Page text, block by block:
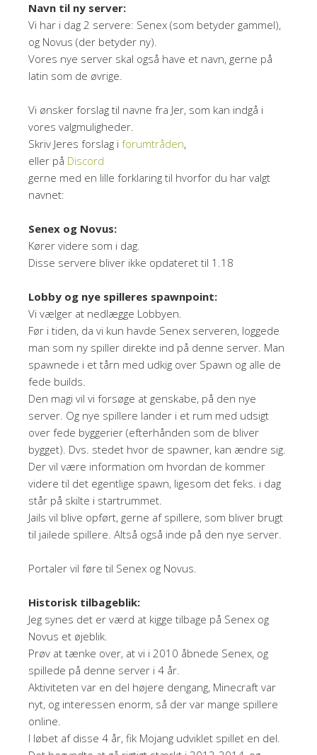
Navn til ny server:
Vi har i dag 2 servere: Senex (som betyder gammel),
og Novus (der betyder ny).
Vores nye server skal også have et navn, gerne på
latin som de øvrige.
Vi ønsker forslag til navne fra Jer, som kan indgå i
vores valgmuligheder.
Skriv Jeres forslag i forumtråden,
eller på Discord
gerne med en lille forklaring til hvorfor du har valgt
navnet:
Senex og Novus:
Kører videre som i dag.
Disse servere bliver ikke opdateret til 1.18
Lobby og nye spilleres spawnpoint:
Vi vælger at nedlægge Lobbyen.
Før i tiden, da vi kun havde Senex serveren, loggede
man som ny spiller direkte ind på denne server. Man
spawnede i et tårn med udkig over Spawn og alle de
fede builds.
Den magi vil vi forsøge at genskabe, på den nye
server. Og nye spillere lander i et rum med udsigt
over fede byggerier (efterhånden som de bliver
bygget). Dvs. stedet hvor de spawner, kan ændre sig.
Der vil være information om hvordan de kommer
videre til det egentlige spawn, ligesom det feks. i dag
står på skilte i startrummet.
Jails vil blive opført, gerne af spillere, som bliver brugt
til jailede spillere. Altså også inde på den nye server.
Portaler vil føre til Senex og Novus.
Historisk tilbageblik:
Jeg synes det er værd at kigge tilbage på Senex og
Novus et øjeblik.
Prøv at tænke over, at vi i 2010 åbnede Senex, og
spillede på denne server i 4 år.
Aktiviteten var en del højere dengang, Minecraft var
nyt, og interessen enorm, så der var mange spillere
online.
I løbet af disse 4 år, fik Mojang udviklet spillet en del.